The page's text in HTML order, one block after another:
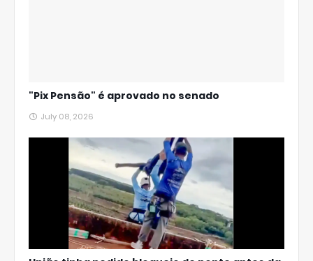
"Pix Pensão" é aprovado no senado
July 08, 2026